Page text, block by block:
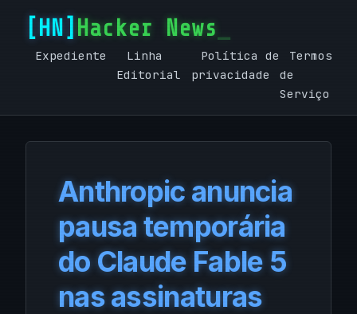
Hacker News
Expediente
Linha
Editorial
Política de
privacidade
Termos
de
Serviço
Anthropic anuncia
pausa temporária
do Claude Fable 5
nas assinaturas